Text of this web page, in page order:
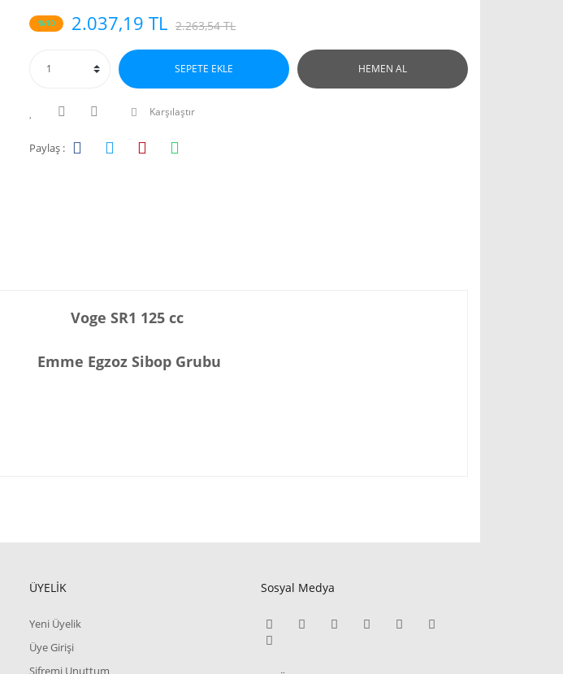
%10 2.037,19 TL 2.263,54 TL
SEPETE EKLE HEMEN AL
Karşılaştır
Paylaş :
Voge SR1 125 cc
Emme Egzoz Sibop Grubu
ÜYELİK
Yeni Üyelik
Üye Girişi
Şifremi Unuttum
Sosyal Medya